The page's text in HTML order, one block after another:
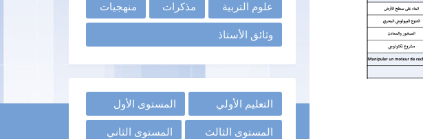
علوم التربية مذكرات منهجيات
وثائق الأستاذ
التعليم الأولي المستوى الأول
المستوى الثالث المستوى الثاني